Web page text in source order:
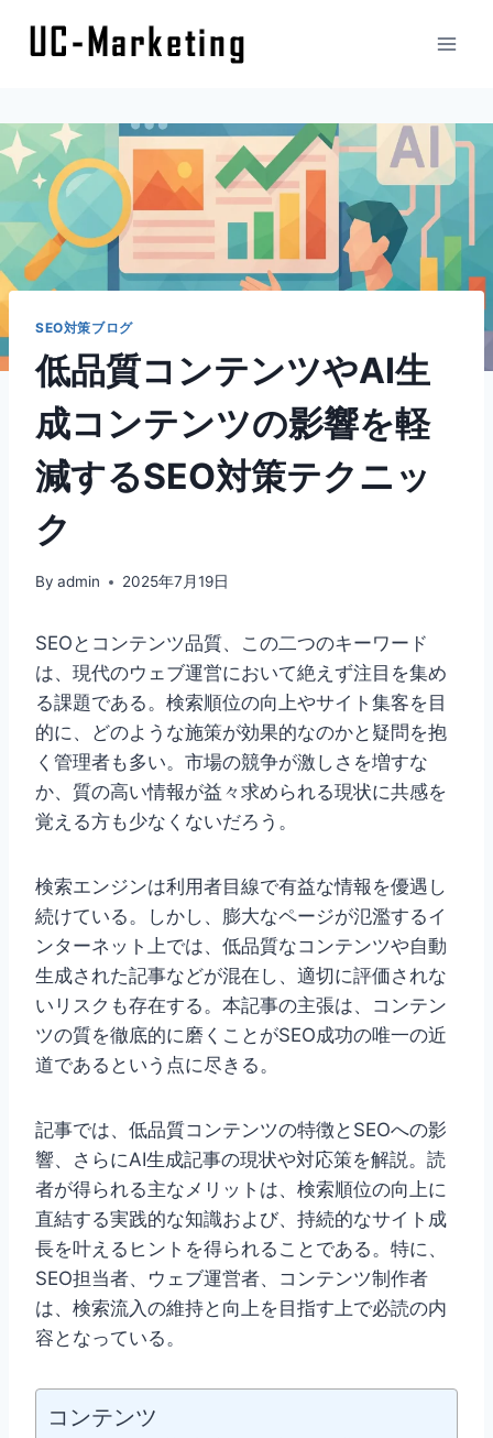
キ
ッ
SEO対策ブログ
低品質コンテンツやAI生
成コンテンツの影響を軽
減するSEO対策テクニッ
ク
By admin 2025年7月19日
SEOとコンテンツ品質、この二つのキーワード
は、現代のウェブ運営において絶えず注目を集め
る課題である。検索順位の向上やサイト集客を目
的に、どのような施策が効果的なのかと疑問を抱
く管理者も多い。市場の競争が激しさを増すな
か、質の高い情報が益々求められる現状に共感を
覚える方も少なくないだろう。
検索エンジンは利用者目線で有益な情報を優遇し
続けている。しかし、膨大なページが氾濫するイ
ンターネット上では、低品質なコンテンツや自動
生成された記事などが混在し、適切に評価されな
いリスクも存在する。本記事の主張は、コンテン
ツの質を徹底的に磨くことがSEO成功の唯一の近
道であるという点に尽きる。
記事では、低品質コンテンツの特徴とSEOへの影
響、さらにAI生成記事の現状や対応策を解説。読
者が得られる主なメリットは、検索順位の向上に
直結する実践的な知識および、持続的なサイト成
長を叶えるヒントを得られることである。特に、
SEO担当者、ウェブ運営者、コンテンツ制作者
は、検索流入の維持と向上を目指す上で必読の内
容となっている。
コンテンツ